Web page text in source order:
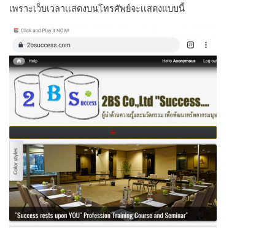
เพราะเว็บเวลาเเสดงบนโทรศัพย์จะเเสดงแบบนี้